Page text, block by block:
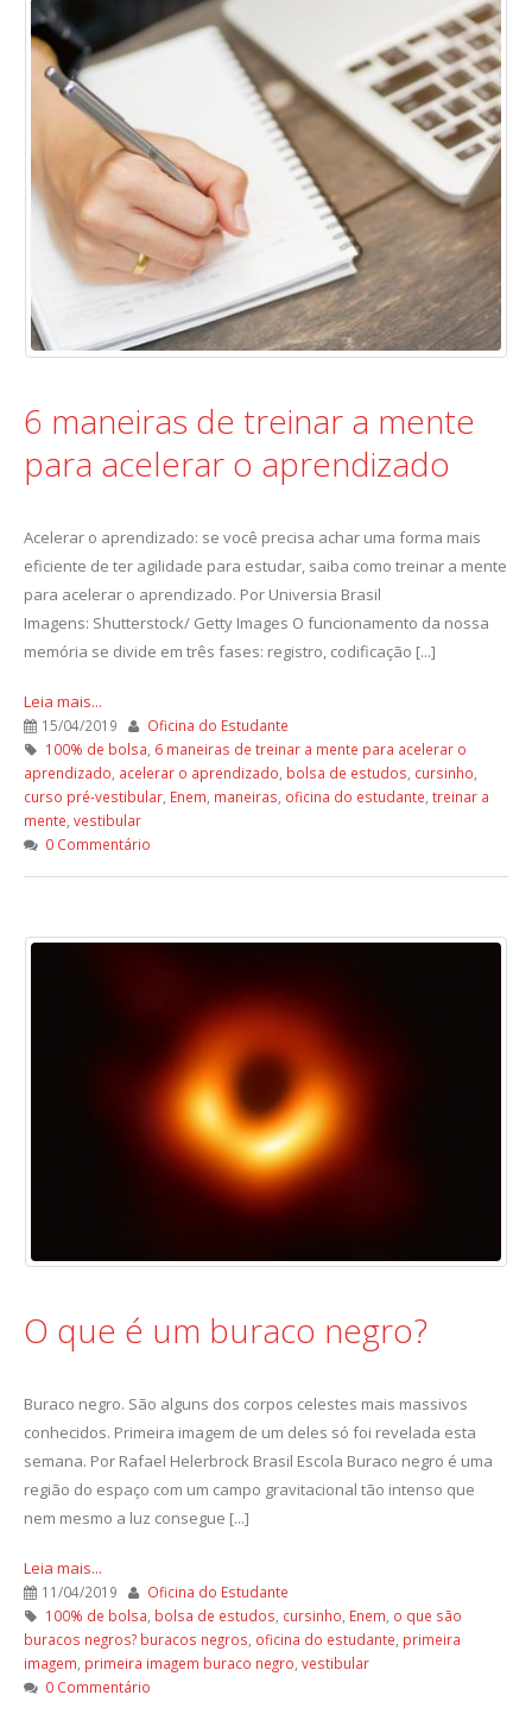
6 maneiras de treinar a mente
para acelerar o aprendizado
Acelerar o aprendizado: se você precisa achar uma forma mais
eficiente de ter agilidade para estudar, saiba como treinar a mente
para acelerar o aprendizado. Por Universia Brasil
Imagens: Shutterstock/ Getty Images O funcionamento da nossa
memória se divide em três fases: registro, codificação [...]
Leia mais...
15/04/2019
Oficina do Estudante
100% de bolsa 6 maneiras de treinar a mente para acelerar o
aprendizado acelerar o aprendizado bolsa de estudos cursinho
curso pré-vestibular Enem maneiras oficina do estudante treinar a
mente vestibular
0 Commentário
O que é um buraco negro?
Buraco negro. São alguns dos corpos celestes mais massivos
conhecidos. Primeira imagem de um deles só foi revelada esta
semana. Por Rafael Helerbrock Brasil Escola Buraco negro é uma
região do espaço com um campo gravitacional tão intenso que
nem mesmo a luz consegue [...]
Leia mais...
11/04/2019
Oficina do Estudante
100% de bolsa bolsa de estudos cursinho Enem o que são
buracos negros? buracos negros oficina do estudante primeira
imagem primeira imagem buraco negro vestibular
0 Commentário